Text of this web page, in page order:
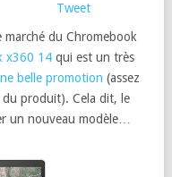
Tweet
du Chromebook
x360 14 qui est un très
belle promotion (assez
produit). Cela dit, le
un nouveau modèle…